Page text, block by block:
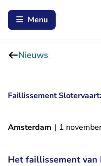
Menu
Nieuws
Faillissement
Amsterdam | 1
Het faillissement